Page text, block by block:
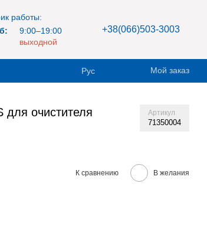
работы:
9:00–19:00
выходной
+38(066)503-3003
Рус Мой заказ
для очистителя
Артикул
71350004
К сравнению В желания